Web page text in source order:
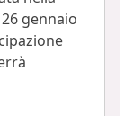
gennaio